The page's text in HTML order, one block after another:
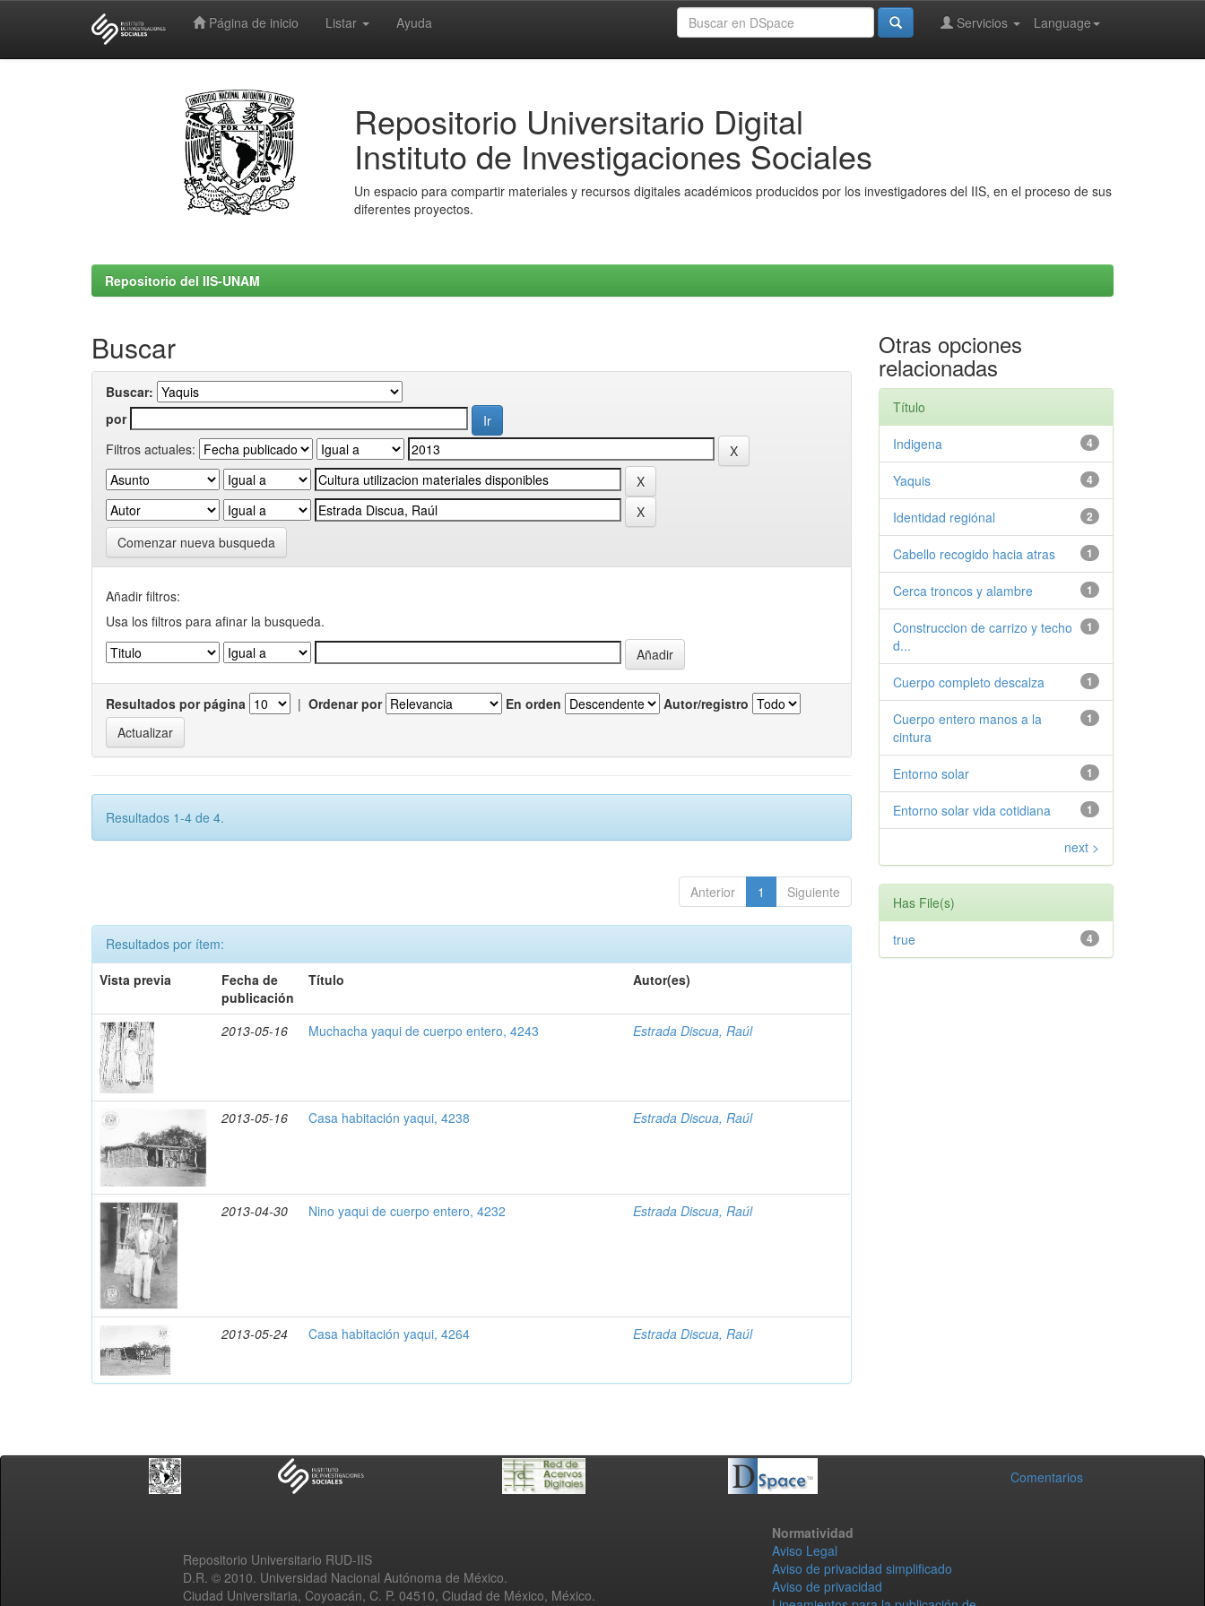
Página de inicio Listar Ayuda Language
Servicios
Repositorio Universitario Digital
Instituto de Investigaciones Sociales
Un espacio para compartir materiales y recursos digitales académicos producidos por los investigadores del IIS, en el proceso de sus
diferentes proyectos.
Repositorio del IIS-UNAM
Buscar
Buscar:
por
Filtros actuales:
Comenzar nueva busqueda
Añadir filtros:
Usa los filtros para afinar la busqueda.
Resultados por página | Ordenar por En orden Autor/registro
Resultados 1-4 de 4.
Anterior 1 Siguiente
Resultados por ítem:
Vista previa
Fecha de
publicación
Título Autor(es)
2013-05-16 Muchacha yaqui de cuerpo entero, 4243 Estrada Discua, Raúl
2013-05-16 Casa habitación yaqui, 4238 Estrada Discua, Raúl
2013-04-30 Nino yaqui de cuerpo entero, 4232 Estrada Discua, Raúl
2013-05-24 Casa habitación yaqui, 4264 Estrada Discua, Raúl
Otras opciones
relacionadas
Título
4
Indigena
4
Yaquis
2
Identidad regiónal
1
Cabello recogido hacia atras
1
Cerca troncos y alambre
1
Construccion de carrizo y techo
d...
1
Cuerpo completo descalza
1
Cuerpo entero manos a la
cintura
1
Entorno solar
1
Entorno solar vida cotidiana
next >
Has File(s)
4
true
Comentarios
Repositorio Universitario RUD-IIS
D.R. © 2010. Universidad Nacional Autónoma de México.
Ciudad Universitaria, Coyoacán, C. P. 04510, Ciudad de México, México.
Normatividad
Aviso Legal
Aviso de privacidad simplificado
Aviso de privacidad